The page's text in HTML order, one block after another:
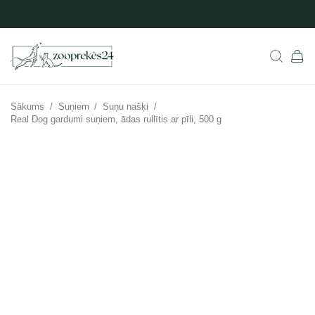
Sākums / Suņiem / Suņu našķi /
Real Dog gardumi suņiem, ādas rullītis ar pīli, 500 g